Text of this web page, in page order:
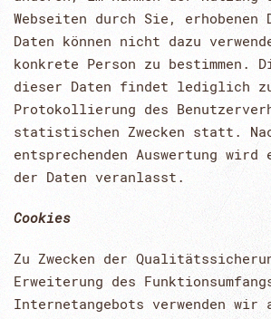
Webseiten durch Sie, erhobenen
Daten können nicht dazu
konkrete Person zu bestimmen.
dieser Daten findet lediglich
Protokollierung des
statistischen Zwecken statt.
entsprechenden Auswertung wird
der Daten veranlasst.
Cookies
Zu Zwecken der
Erweiterung des
Internetangebots verwenden wir